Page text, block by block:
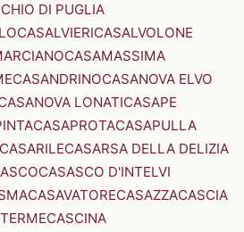
DI PUGLIA
CASALVIERICASALVOLONE
CASAMASSIMA
CASANDRINOCASANOVA ELVO
LONATICASAPE
CASAPROTACASAPULLA
CASARILECASARSA DELLA DELIZIA
CASASCO D'INTELVI
CASAVATORECASAZZACASCIA
CASCINA